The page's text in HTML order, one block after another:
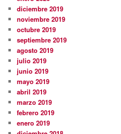
diciembre 2019
noviembre 2019
octubre 2019
septiembre 2019
agosto 2019
julio 2019
junio 2019
mayo 2019
abril 2019
marzo 2019
febrero 2019
enero 2019